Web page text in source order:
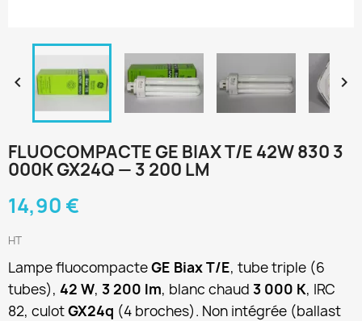
 
FLUOCOMPACTE GE BIAX T/E 42W 830 3
000K GX24Q — 3 200 LM
14,90 €
HT
Lampe fluocompacteGE Biax T/E, tube triple (6
tubes), 42 W, 3 200 lm, blanc chaud 3 000 K, IRC
82, culotGX24q (4 broches). Non intégrée (ballast